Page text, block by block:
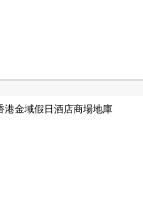
港金域假日酒店商場地庫